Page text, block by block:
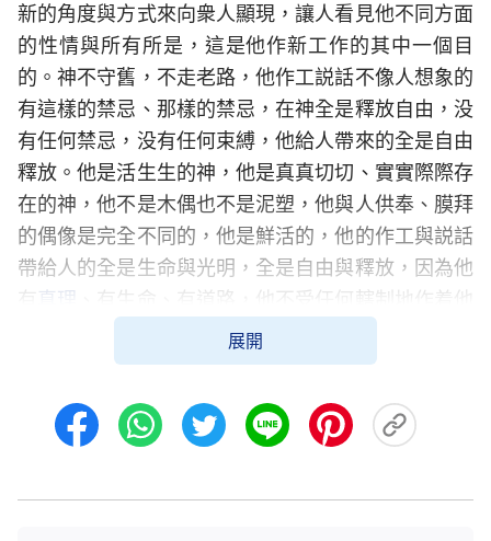
新的角度與方式來向衆人顯現，讓人看見他不同方面
的性情與所有所是，這是他作新工作的其中一個目
的。神不守舊，不走老路，他作工説話不像人想象的
有這樣的禁忌、那樣的禁忌，在神全是釋放自由，没
有任何禁忌，没有任何束縛，他給人帶來的全是自由
釋放。他是活生生的神，他是真真切切、實實際際存
在的神，他不是木偶也不是泥塑，他與人供奉、膜拜
的偶像是完全不同的，他是鮮活的，他的作工與説話
帶給人的全是生命與光明，全是自由與釋放，因為他
真理
、有生命、有道路，他不受任何轄制地作着他
要作的一切工作。無論人怎麽説，無論人類怎麽看待
他的新工作、怎麽評價他的新工作，他都會毫無顧忌
會顧忌任何人對他工作與説話的指指點點，甚至是人
展開